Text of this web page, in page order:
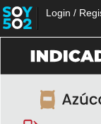
Login /